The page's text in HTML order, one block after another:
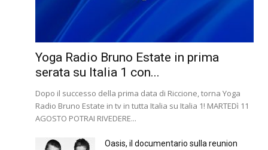
Yoga Radio Bruno Estate in prima
serata su Italia 1 con...
Dopo il successo della prima data di Riccione, torna Yoga
Radio Bruno Estate in tv in tutta Italia su Italia 1! MARTEDì 11
AGOSTO POTRAI RIVEDERE...
Oasis, il documentario sulla reunion